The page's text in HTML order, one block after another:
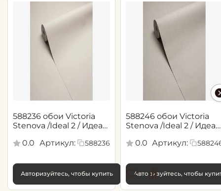
588236 обои Victoria
Stenova /Ideal 2 / Идеал
0.0
Артикул: 588236
Авторизуйтесь, чтобы купить
588246 обои Victoria
Stenova /Ideal 2 / Идеал
0.0 Артикул:
Авторизуйтесь, чтобы